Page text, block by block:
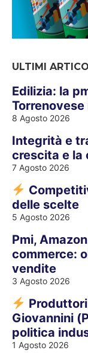
ULTIMI
Edilizia: la
Torrenovese
8 Agosto 2026
Integrità e
crescita e
7 Agosto 2026
delle scelte
5 Agosto 2026
Pmi,
commerce:
vendite
3 Agosto 2026
Giovannini
politica
1 Agosto 2026